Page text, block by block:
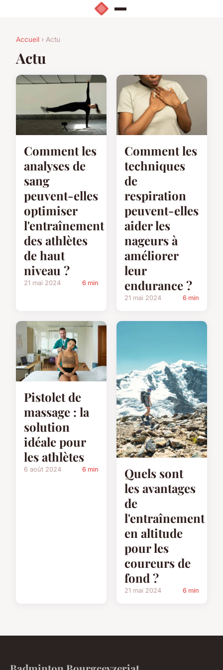
Accueil › Actu
Actu
Comment les
analyses de
sang
peuvent-elles
optimiser
l'entraînement
des athlètes
de haut
niveau ?
21 mai 2024 6 min
Comment les
techniques
de
respiration
peuvent-elles
aider les
nageurs à
améliorer
leur
endurance ?
21 mai 2024 6 min
Pistolet de
massage : la
solution
idéale pour
les athlètes
6 août 2024 6 min
Quels sont
les avantages
de
l'entraînement
en altitude
pour les
coureurs de
fond ?
21 mai 2024 6 min